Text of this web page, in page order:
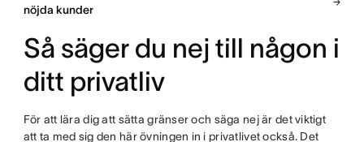
nöjda kunder
Så säger du nej till någon i
ditt privatliv
För att lära dig att sätta gränser och säga nej är det viktigt
att ta med sig den här övningen in i privatlivet också. Det